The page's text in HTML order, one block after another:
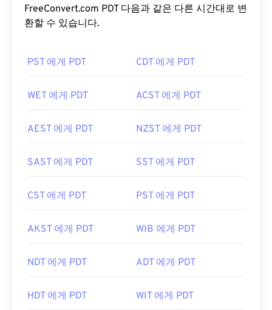
FreeConvert.com PDT 다음과 같은 다른 시간대로 변
환할 수 있습니다.
PST 에게 PDT CDT 에게 PDT
WET 에게 PDT ACST 에게 PDT
AEST 에게 PDT NZST 에게 PDT
SAST 에게 PDT SST 에게 PDT
CST 에게 PDT PST 에게 PDT
AKST 에게 PDT WIB 에게 PDT
NDT 에게 PDT ADT 에게 PDT
HDT 에게 PDT WIT 에게 PDT